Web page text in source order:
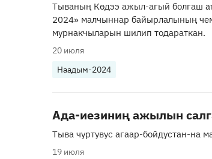
Тываның Көдээ ажыл-агый болгаш
2024» малчыннар байырлалының
мурнакчыларын шилип тодараткан.
20 июля
Наадым-2024
Ада-иезиниң ажылын
Тыва чуртувус агаар-бойдустан-на
19 июля